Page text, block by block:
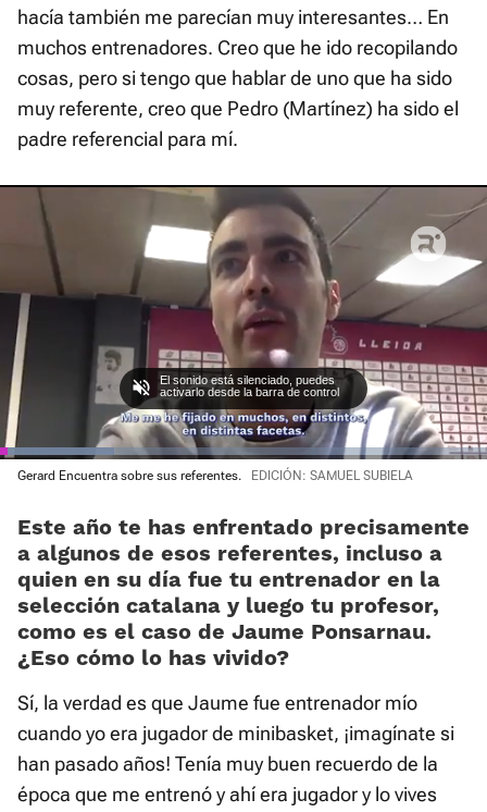
hacía también me parecían muy interesantes… En
muchos entrenadores. Creo que he ido recopilando
cosas, pero si tengo que hablar de uno que ha sido
muy referente, creo que Pedro (Martínez) ha sido el
padre referencial para mí.
Current
Time
0:02 / Duration
0:51
Loaded
El sonido está silenciado, puedes
activarlo desde la barra de control
Gerard Encuentra sobre sus referentes. EDICIÓN: SAMUEL SUBIELA
Este año te has enfrentado precisamente
a algunos de esos referentes, incluso a
quien en su día fue tu entrenador en la
selección catalana y luego tu profesor,
como es el caso de Jaume Ponsarnau.
¿Eso cómo lo has vivido?
Sí, la verdad es que Jaume fue entrenador mío
cuando yo era jugador de minibasket, ¡imagínate si
han pasado años! Tenía muy buen recuerdo de la
época que me entrenó y ahí era jugador y lo vives